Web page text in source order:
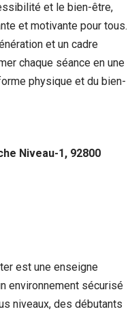
et le bien-être,
et motivante pour tous.
et un cadre
chaque séance en une
physique et du bien-
Niveau-1, 92800
est une enseigne
environnement sécurisé
niveaux, des débutants